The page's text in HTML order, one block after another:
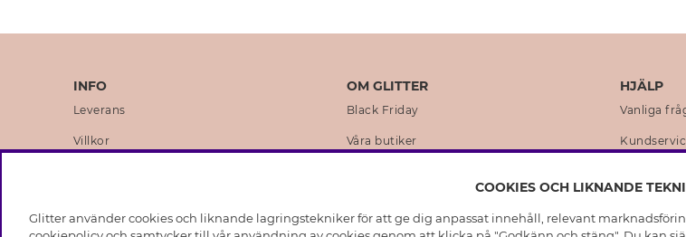
INFO
Leverans
Villkor
Medlemsvillkor
OM GLITTER
Black Friday
Våra butiker
Hållbarhet
HJÄLP
Vanliga
COOKIES OCH LIKNANDE
Glitter använder cookies och liknande lagringstekniker för att ge dig anpassat innehåll, relevant